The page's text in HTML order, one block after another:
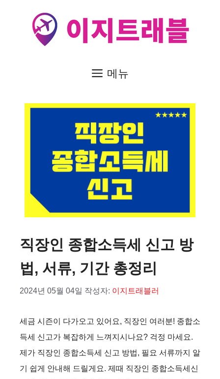
메뉴
직장인 종합소득세 신고 방
법, 서류, 기간 총정리
2024년 05월 04일 작성자: 이지트래블러
세금 시즌이 다가오고 있어요, 직장인 여러분! 종합소
득세 신고가 복잡하게 느껴지시나요? 걱정 마세요.
제가 직장인 종합소득세 신고 방법, 필요 서류까지 알
기 쉽게 안내해 드릴게요. 제때 직장인 종합소득세신